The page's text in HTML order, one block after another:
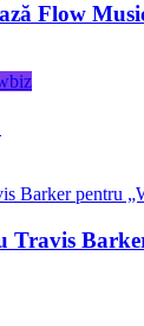
Flow
Travis